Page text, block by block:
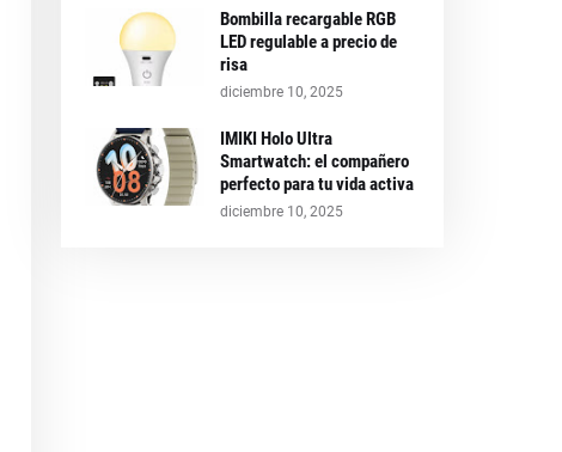
Bombilla recargable RGB
LED regulable a precio de
risa
diciembre 10, 2025
IMIKI Holo Ultra
Smartwatch: el compañero
perfecto para tu vida activa
diciembre 10, 2025